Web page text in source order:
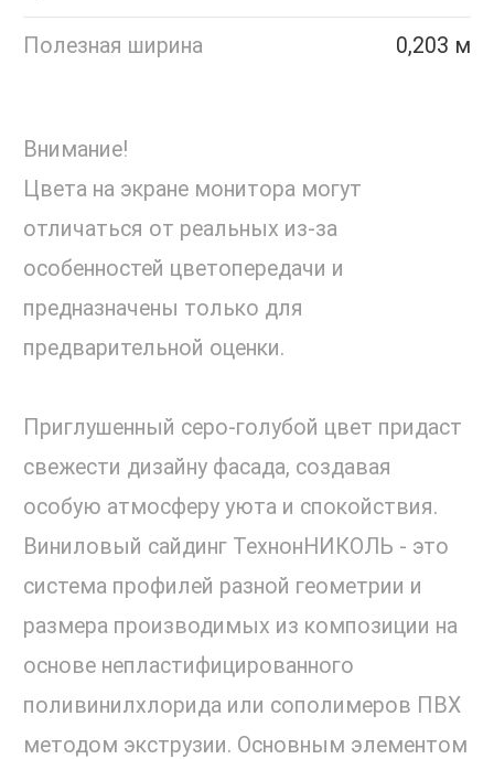
Полезная ширина 0,203 м
Внимание!
Цвета на экране монитора могут
отличаться от реальных из-за
особенностей цветопередачи и
предназначены только для
предварительной оценки.
Приглушенный серо-голубой цвет придаст
свежести дизайну фасада, создавая
особую атмосферу уюта и спокойствия.
Виниловый сайдинг ТехнонНИКОЛЬ - это
система профилей разной геометрии и
размера производимых из композиции на
основе непластифицированного
поливинилхлорида или сополимеров ПВХ
методом экструзии. Основным элементом